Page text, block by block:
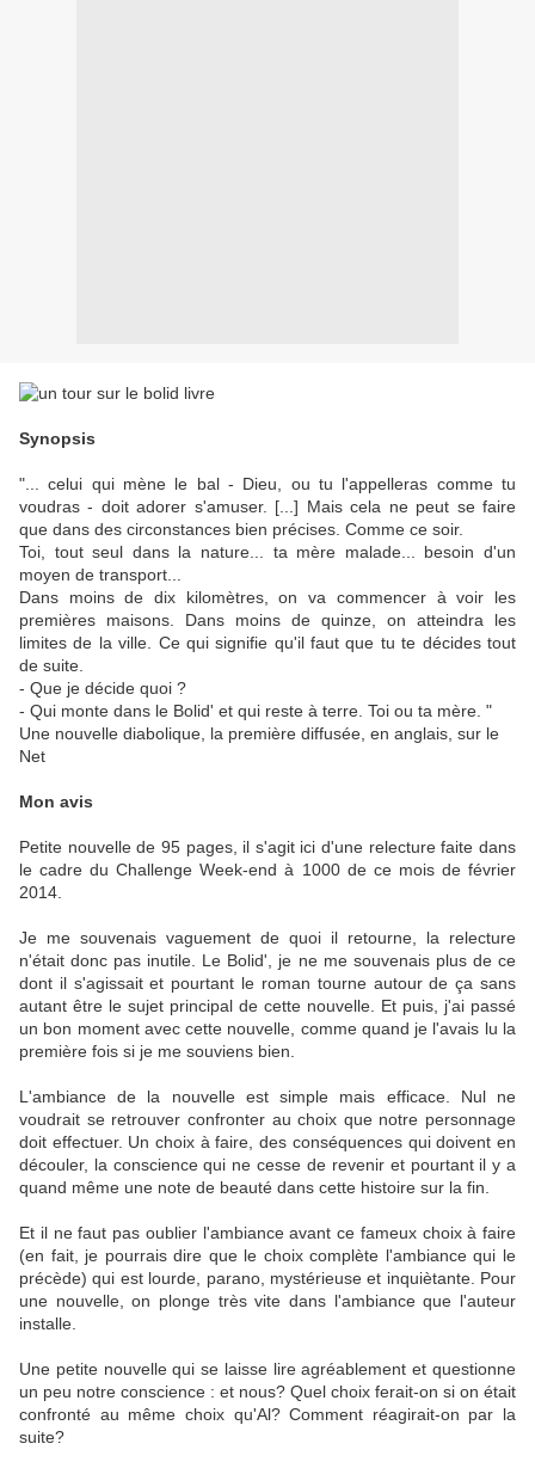
Synopsis
"... celui qui mène le bal - Dieu, ou tu l'appelleras comme tu
voudras - doit adorer s'amuser. [...] Mais cela ne peut se faire
que dans des circonstances bien précises. Comme ce soir.
Toi, tout seul dans la nature... ta mère malade... besoin d'un
moyen de transport...
Dans moins de dix kilomètres, on va commencer à voir les
premières maisons. Dans moins de quinze, on atteindra les
limites de la ville. Ce qui signifie qu'il faut que tu te décides tout
de suite.
- Que je décide quoi ?
- Qui monte dans le Bolid' et qui reste à terre. Toi ou ta mère. "
Une nouvelle diabolique, la première diffusée, en anglais, sur le
Net
Mon avis
Petite nouvelle de 95 pages, il s'agit ici d'une relecture faite dans
le cadre du Challenge Week-end à 1000 de ce mois de février
2014.
Je me souvenais vaguement de quoi il retourne, la relecture
n'était donc pas inutile. Le Bolid', je ne me souvenais plus de ce
dont il s'agissait et pourtant le roman tourne autour de ça sans
autant être le sujet principal de cette nouvelle. Et puis, j'ai passé
un bon moment avec cette nouvelle, comme quand je l'avais lu la
première fois si je me souviens bien.
L'ambiance de la nouvelle est simple mais efficace. Nul ne
voudrait se retrouver confronter au choix que notre personnage
doit effectuer. Un choix à faire, des conséquences qui doivent en
découler, la conscience qui ne cesse de revenir et pourtant il y a
quand même une note de beauté dans cette histoire sur la fin.
Et il ne faut pas oublier l'ambiance avant ce fameux choix à faire
(en fait, je pourrais dire que le choix complète l'ambiance qui le
précède) qui est lourde, parano, mystérieuse et inquiètante. Pour
une nouvelle, on plonge très vite dans l'ambiance que l'auteur
installe.
Une petite nouvelle qui se laisse lire agréablement et questionne
un peu notre conscience : et nous? Quel choix ferait-on si on était
confronté au même choix qu'Al? Comment réagirait-on par la
suite?